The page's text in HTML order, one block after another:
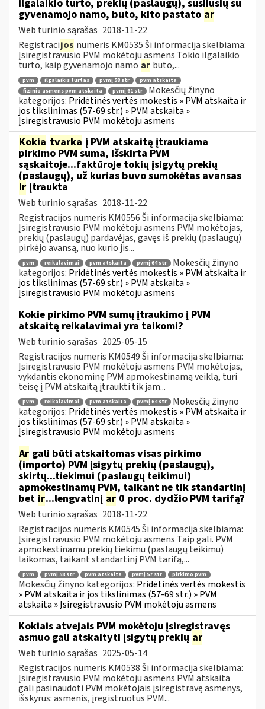
ilgalaikio turto, prekių (paslaugų), susijusių su
gyvenamojo namo, buto, kito pastato ar
Web turinio sąrašas 2018-11-22
Registracijos numeris KM0535 Ši informacija skelbiama:
Įsiregistravusio PVM mokėtoju asmens Tokio ilgalaikio
turto, kaip gyvenamojo namo ar buto,...
pvm ilgalaikis turtas pvmį 58 str
pvm atskaita
fizinio asmens pvm atskaita
pvmį 61 str
Mokesčių žinyno
kategorijos: Pridėtinės vertės mokestis » PVM atskaita ir
jos tikslinimas (57-69 str.) » PVM atskaita »
Įsiregistravusio PVM mokėtoju asmens
Kokia tvarka į PVM atskaitą įtraukiama
pirkimo PVM suma, išskirta PVM
sąskaitoje...faktūroje tokių įsigytų prekių
(paslaugų), už kurias buvo sumokėtas avansas
ir įtraukta
Web turinio sąrašas 2018-11-22
Registracijos numeris KM0556 Ši informacija skelbiama:
Įsiregistravusio PVM mokėtoju asmens PVM mokėtojas,
prekių (paslaugų) pardavėjas, gavęs iš prekių (paslaugų)
pirkėjo avansą, nuo kurio jis...
pvm reikalavimai pvm atskaita pvmį 64 str
Mokesčių žinyno
kategorijos: Pridėtinės vertės mokestis » PVM atskaita ir
jos tikslinimas (57-69 str.) » PVM atskaita »
Įsiregistravusio PVM mokėtoju asmens
Kokie pirkimo PVM sumų įtraukimo į PVM
atskaitą reikalavimai yra taikomi?
Web turinio sąrašas 2025-05-15
Registracijos numeris KM0549 Ši informacija skelbiama:
Įsiregistravusio PVM mokėtoju asmens PVM mokėtojas,
vykdantis ekonominę PVM apmokestinamą veiklą, turi
teisę į PVM atskaitą įtraukti tik jam...
pvm reikalavimai pvm atskaita pvmį 64 str
Mokesčių žinyno
kategorijos: Pridėtinės vertės mokestis » PVM atskaita ir
jos tikslinimas (57-69 str.) » PVM atskaita »
Įsiregistravusio PVM mokėtoju asmens
Ar gali būti atskaitomas visas pirkimo
(importo) PVM įsigytų prekių (paslaugų),
skirtų...tiekimui (paslaugų teikimui)
apmokestinamų PVM, taikant ne tik standartinį
bet ir...lengvatinį ar 0 proc. dydžio PVM tarifą?
Web turinio sąrašas 2018-11-22
Registracijos numeris KM0545 Ši informacija skelbiama:
Įsiregistravusio PVM mokėtoju asmens Taip gali. PVM
apmokestinamu prekių tiekimu (paslaugų teikimu)
laikomas, taikant standartinį PVM tarifą,...
pvm pvmį 58 str pvm atskaita pvmį 57 str pirkimo pvm
Mokesčių žinyno kategorijos: Pridėtinės vertės mokestis
» PVM atskaita ir jos tikslinimas (57-69 str.) » PVM
atskaita » Įsiregistravusio PVM mokėtoju asmens
Kokiais atvejais PVM mokėtoju įsiregistravęs
asmuo gali atskaityti įsigytų prekių ar
Web turinio sąrašas 2025-05-14
Registracijos numeris KM0538 Ši informacija skelbiama:
Įsiregistravusio PVM mokėtoju asmens PVM atskaita
gali pasinaudoti PVM mokėtojais įsiregistravę asmenys,
išskyrus: asmenis, įregistruotus PVM...